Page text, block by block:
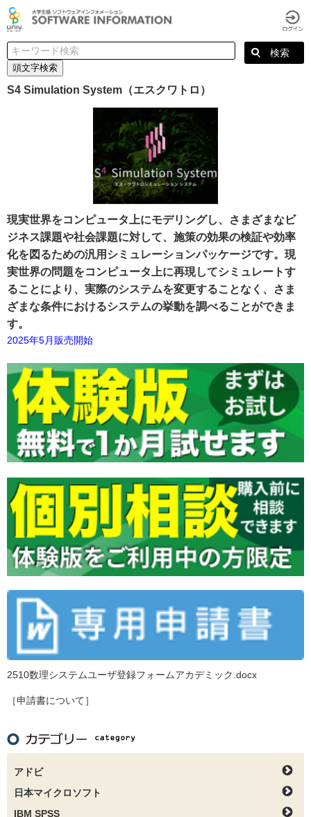
頭文字検索
S4 Simulation System（エスクワトロ）
現実世界をコンピュータ上にモデリングし、さまざまなビ
ジネス課題や社会課題に対して、施策の効果の検証や効率
化を図るための汎用シミュレーションパッケージです。現
実世界の問題をコンピュータ上に再現してシミュレートす
ることにより、実際のシステムを変更することなく、さま
ざまな条件におけるシステムの挙動を調べることができま
す。
2025年5月販売開始
2510数理システムユーザ登録フォームアカデミック.docx
［申請書について］
アドビ
日本マイクロソフト
IBM SPSS